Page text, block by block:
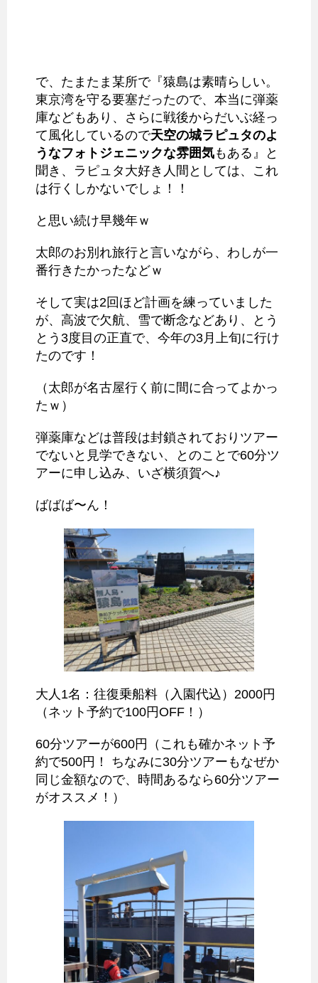
で、たまたま某所で『猿島は素晴らしい。
東京湾を守る要塞だったので、本当に弾薬
庫などもあり、さらに戦後からだいぶ経っ
て風化しているので天空の城ラピュタのよ
うなフォトジェニックな雰囲気もある』と
聞き、ラピュタ大好き人間としては、これ
は行くしかないでしょ！！
と思い続け早幾年ｗ
太郎のお別れ旅行と言いながら、わしが一
番行きたかったなどｗ
そして実は2回ほど計画を練っていました
が、高波で欠航、雪で断念などあり、とう
とう3度目の正直で、今年の3月上旬に行け
たのです！
（太郎が名古屋行く前に間に合ってよかっ
たｗ）
弾薬庫などは普段は封鎖されておりツアー
でないと見学できない、とのことで60分ツ
アーに申し込み、いざ横須賀へ♪
ばばば〜ん！
大人1名：往復乗船料（入園代込）2000円
（ネット予約で100円OFF！）
60分ツアーが600円（これも確かネット予
約で500円！ ちなみに30分ツアーもなぜか
同じ金額なので、時間あるなら60分ツアー
がオススメ！）